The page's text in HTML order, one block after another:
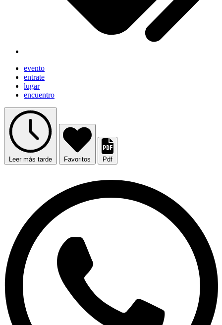
evento
entrate
lugar
encuentro
Leer más tarde Favoritos Pdf